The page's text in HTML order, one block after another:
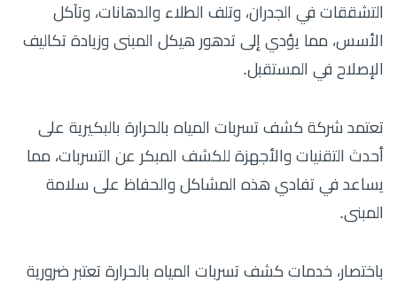
التشققات في الجدران، وتلف الطلاء والدهانات، وتآكل
الأسس، مما يؤدي إلى تدهور هيكل المبنى وزيادة تكاليف
الإصلاح في المستقبل.
تعتمد شركة كشف تسربات المياه بالحرارة بالبكيرية على
أحدث التقنيات والأجهزة للكشف المبكر عن التسربات، مما
يساعد في تفادي هذه المشاكل والحفاظ على سلامة
المبنى.
باختصار، خدمات كشف تسربات المياه بالحرارة تعتبر ضرورية